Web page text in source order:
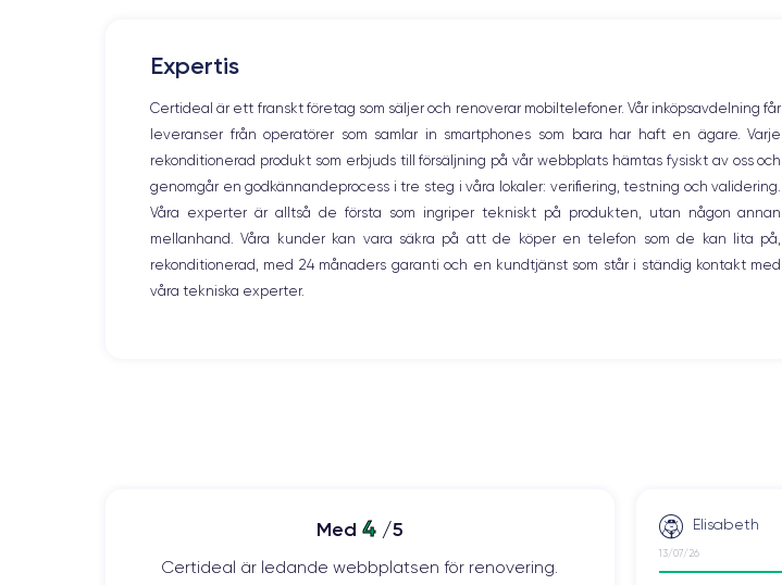
Expertis
Certideal är ett franskt företag som säljer och renoverar mobiltelefoner. Vår inköpsavdelning får
leveranser från operatörer som samlar in smartphones som bara har haft en ägare. Varje
rekonditionerad produkt som erbjuds till försäljning på vår webbplats hämtas fysiskt av oss och
genomgår en godkännandeprocess i tre steg i våra lokaler: verifiering, testning och validering.
Våra experter är alltså de första som ingriper tekniskt på produkten, utan någon annan
mellanhand. Våra kunder kan vara säkra på att de köper en telefon som de kan lita på,
rekonditionerad, med 24 månaders garanti och en kundtjänst som står i ständig kontakt med
våra tekniska experter.
Med 4/5
Certideal är ledande webbplatsen för renovering.
Elisabeth
13/07/26